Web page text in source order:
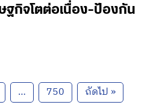
ฐกิจโตต่อเนื่อง-ป้องกัน
… 750 ถัดไป »